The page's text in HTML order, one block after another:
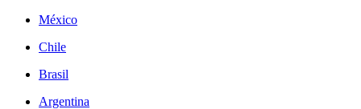
México
Chile
Brasil
Argentina